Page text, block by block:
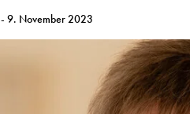
- 9. November 2023